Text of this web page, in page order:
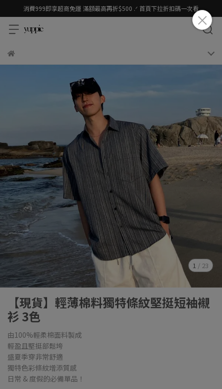
消費999即享超商免運 滿額最高再折$500 .ᐟ 首頁下拉折扣碼一次看
1 / 23
【現貨】輕薄棉料獨特條紋堅挺短袖襯
衫 3色
由100%輕柔棉面料製成
輕盈且堅挺部鬆垮
盛夏季穿非常舒適
獨特色彩條紋增添質感
日常 & 度假的必備單品！